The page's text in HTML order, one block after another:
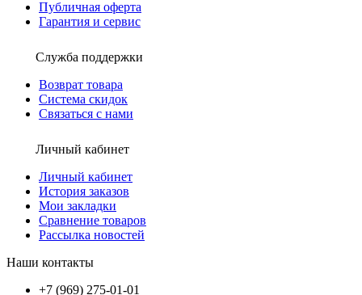
Публичная оферта
Гарантия и сервис
Служба поддержки
Возврат товара
Система скидок
Связаться с нами
Личный кабинет
Личный кабинет
История заказов
Мои закладки
Сравнение товаров
Рассылка новостей
Наши контакты
+7 (969) 275-01-01